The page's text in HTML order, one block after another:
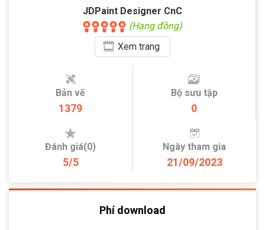
JDPaint Designer CnC
(Hạng đồng)
Xemtrang
Bản vẽ
1379
Bộ sưu tập
0
Đánh giá(0)
5/5
Ngày tham gia
21/09/2023
Phí download